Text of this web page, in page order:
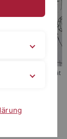
Albrecht/Universität
Jahre berufen.
Atomuhren
wieder zu